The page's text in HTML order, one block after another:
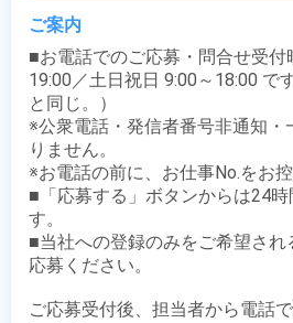
ご案内
■お電話でのご応募・問合せ受付
19:00／土日祝日 9:00～18:00 で
と同じ。）
※公衆電話・発信者番号非通知
りません。
※お電話の前に、お仕事No.をお控
■「応募する」ボタンからは24時
す。
■当社への登録のみをご希望さ
応募ください。
ご応募受付後、担当者から電話